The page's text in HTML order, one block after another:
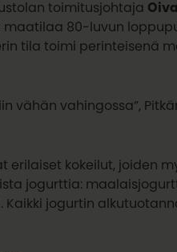
toimitusjohtaja
maatilaa 80-luvun
tila toimi perinteisenä
vähän vahingossa”,
erilaiset kokeilut, joiden
jogurttia:
Kaikki jogurtin